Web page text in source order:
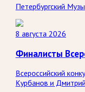
Петербургский
8 августа 2026
Финалисты
Всероссийский
Курбанов и